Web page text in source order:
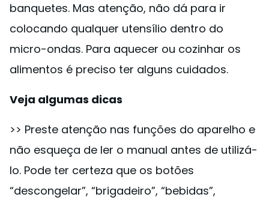
banquetes. Mas atenção, não dá para ir
colocando qualquer utensílio dentro do
micro-ondas. Para aquecer ou cozinhar os
alimentos é preciso ter alguns cuidados.
Veja algumas dicas
>> Preste atenção nas funções do aparelho e
não esqueça de ler o manual antes de utilizá-
lo. Pode ter certeza que os botões
“descongelar”, “brigadeiro”, “bebidas”,